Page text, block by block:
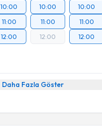
10:00
11:00
12:00
10:00
11:00
12:00
10:00
11:00
12:00
Daha Fazla Göster